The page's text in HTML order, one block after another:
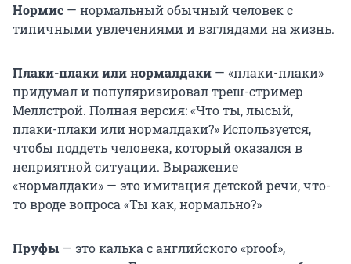
Нормис — нормальный обычный человек с
типичными увлечениями и взглядами на жизнь.
Плаки-плаки или нормалдаки — «плаки-плаки»
придумал и популяризировал треш-стример
Меллстрой. Полная версия: «Что ты, лысый,
плаки-плаки или нормалдаки?» Используется,
чтобы поддеть человека, который оказался в
неприятной ситуации. Выражение
«нормалдаки» — это имитация детской речи, что-
то вроде вопроса «Ты как, нормально?»
Пруфы — это калька с английского «proof»,